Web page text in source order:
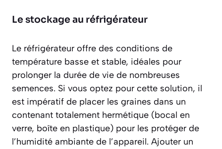
Le stockage au réfrigérateur
Le réfrigérateur offre des conditions de
température basse et stable, idéales pour
prolonger la durée de vie de nombreuses
semences. Si vous optez pour cette solution, il
est impératif de placer les graines dans un
contenant totalement hermétique (bocal en
verre, boîte en plastique) pour les protéger de
l’humidité ambiante de l’appareil. Ajouter un